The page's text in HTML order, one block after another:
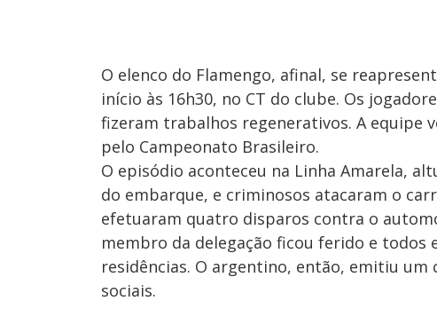
O elenco do Flamengo, afinal, se
início às 16h30, no CT do clube. Os
fizeram trabalhos regenerativos. A equipe
pelo Campeonato Brasileiro.
O episódio aconteceu na Linha Amarela,
do embarque, e criminosos atacaram o
efetuaram quatro disparos contra o
membro da delegação ficou ferido e todos
residências. O argentino, então, emitiu
sociais.